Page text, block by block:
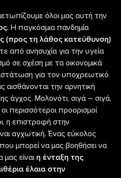
όλοι μας αυτή την
Η παγκόσμια πανδημία
(προς τη λάθος κατεύθυνση)
από ανησυχία για την υγεία
σε σχέση με τα οικονομικά
για τον υποχρεωτικό
αισθάνονται την αρνητική
άγχος. Μολονότι, σιγά – σιγά,
οι περισσότεροι προορισμοί
η επιστροφή στην
αγχωτική. Ένας εύκολος
μπορεί να μας βοηθήσει να
είναι η ένταξη της
έλαια στην